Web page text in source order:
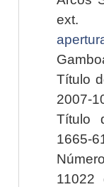
Título
2007-
Título
1665-
11022